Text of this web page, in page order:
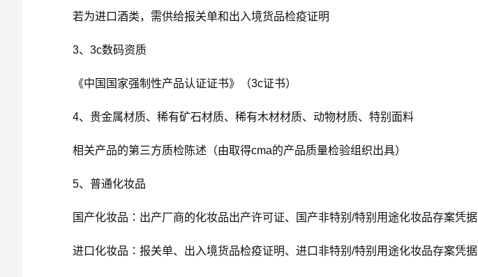
若为进口酒类，需供给报关单和出入境货品检疫证明
3、3c数码资质
《中国国家强制性产品认证证书》（3c证书）
4、贵金属材质、稀有矿石材质、稀有木材材质、动物材质、特别面料
相关产品的第三方质检陈述（由取得cma的产品质量检验组织出具）
5、普通化妆品
国产化妆品∶出产厂商的化妆品出产许可证、国产非特别/特别用途化妆品存案凭据
进口化妆品∶报关单、出入境货品检疫证明、进口非特别/特别用途化妆品存案凭据